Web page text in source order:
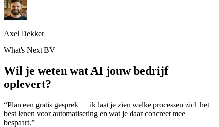
Axel Dekker
What's Next BV
Wil je weten wat AI jouw bedrijf
oplevert?
“Plan een gratis gesprek — ik laat je zien welke processen zich het
best lenen voor automatisering en wat je daar concreet mee
bespaart.”